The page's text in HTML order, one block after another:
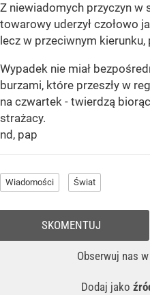
Z niewiadomych przyczyn w
towarowy uderzył czołowo
lecz w przeciwnym
Wypadek nie miał
burzami, które przeszły w
na czwartek - twierdzą
strażacy.
nd, pap
Wiadomości Świat
Obserwuj nas w
Dodaj jako
SKOMENTUJ